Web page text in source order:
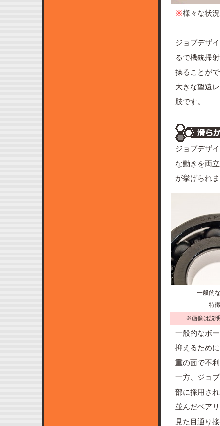
※様々な状
ジョブデザ
るで機銃掃
操ることが
大きな望遠
肢です。
ジョブデザ
な動きを両
が挙げられ
一般的
特
※画像は説
一般的なボ
抑えるため
重の面で不
一方、ジョ
部に採用さ
並んだベア
見た目通り